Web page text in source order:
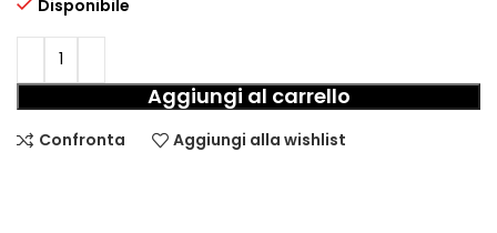
Disponibile
Aggiungi al carrello
Confronta Aggiungi alla wishlist